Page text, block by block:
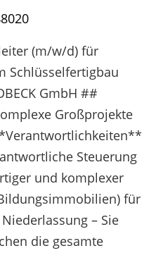
(m/w/d) für
Schlüsselfertigbau
GmbH ##
Großprojekte
Steuerung
und komplexer
für
– Sie
die gesamte